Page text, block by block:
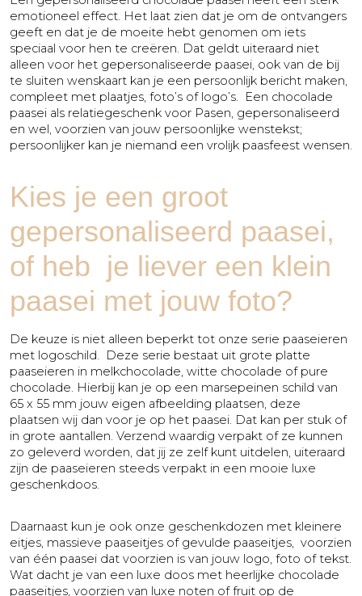
emotioneel effect. Het laat zien dat je om de ontvangers
geeft en dat je de moeite hebt genomen om iets
speciaal voor hen te creëren. Dat geldt uiteraard niet
alleen voor het gepersonaliseerde paasei, ook van de bij
te sluiten wenskaart kan je een persoonlijk bericht maken,
compleet met plaatjes, foto’s of logo’s. Een chocolade
paasei als relatiegeschenk voor Pasen, gepersonaliseerd
en wel, voorzien van jouw persoonlijke wenstekst;
persoonlijker kan je niemand een vrolijk paasfeest wensen.
Kies je een groot
gepersonaliseerd paasei,
of heb je liever een klein
paasei met jouw foto?
De keuze is niet alleen beperkt tot onze serie paaseieren
met logoschild. Deze serie bestaat uit grote platte
paaseieren in melkchocolade, witte chocolade of pure
chocolade. Hierbij kan je op een marsepeinen schild van
65 x 55 mm jouw eigen afbeelding plaatsen, deze
plaatsen wij dan voor je op het paasei. Dat kan per stuk of
in grote aantallen. Verzend waardig verpakt of ze kunnen
zo geleverd worden, dat jij ze zelf kunt uitdelen, uiteraard
zijn de paaseieren steeds verpakt in een mooie luxe
geschenkdoos.
Daarnaast kun je ook onze geschenkdozen met kleinere
eitjes, massieve paaseitjes of gevulde paaseitjes, voorzien
van één paasei dat voorzien is van jouw logo, foto of tekst.
Wat dacht je van een luxe doos met heerlijke chocolade
paaseitjes, voorzien van luxe noten of fruit op de